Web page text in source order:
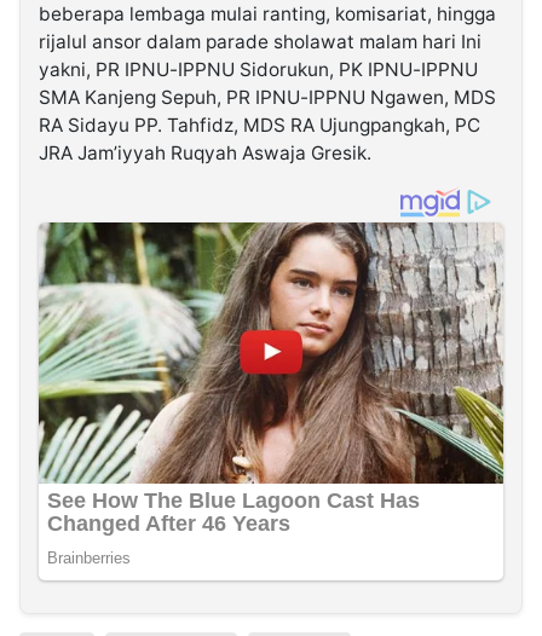
beberapa lembaga mulai ranting, komisariat, hingga
rijalul ansor dalam parade sholawat malam hari Ini
yakni, PR IPNU-IPPNU Sidorukun, PK IPNU-IPPNU
SMA Kanjeng Sepuh, PR IPNU-IPPNU Ngawen, MDS
RA Sidayu PP. Tahfidz, MDS RA Ujungpangkah, PC
JRA Jam’iyyah Ruqyah Aswaja Gresik.